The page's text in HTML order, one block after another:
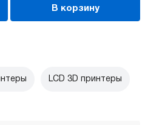
В корзину
LCD 3D принтеры